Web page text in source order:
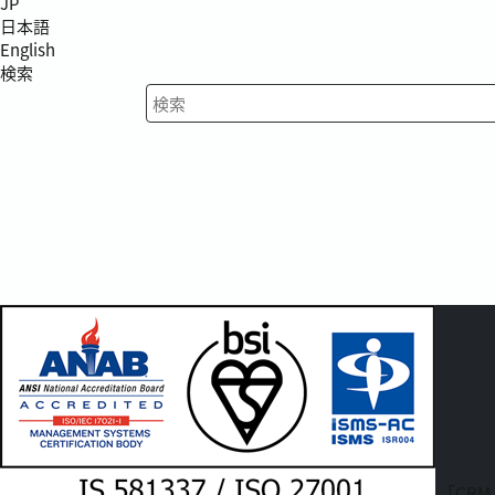
日本語
English
検索
検索キーワード入力